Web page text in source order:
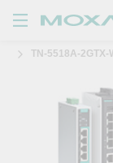
品 TN-5518A-2GTX-
バッグを見る